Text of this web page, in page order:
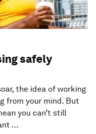
safely
the idea of working
from your mind. But
you can’t still
...